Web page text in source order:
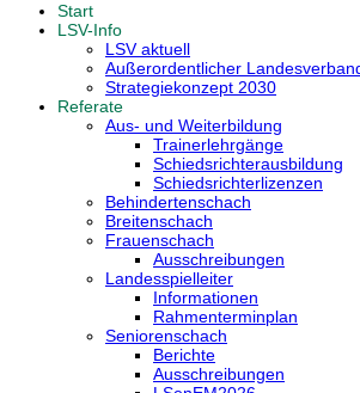
Start
LSV-Info
LSV aktuell
Außerordentlicher
Strategiekonzept 2030
Referate
Aus- und Weiterbildung
Trainerlehrgänge
Schiedsrichterausbildung
Schiedsrichterlizenzen
Behindertenschach
Breitenschach
Frauenschach
Ausschreibungen
Landesspielleiter
Informationen
Rahmenterminplan
Seniorenschach
Berichte
Ausschreibungen